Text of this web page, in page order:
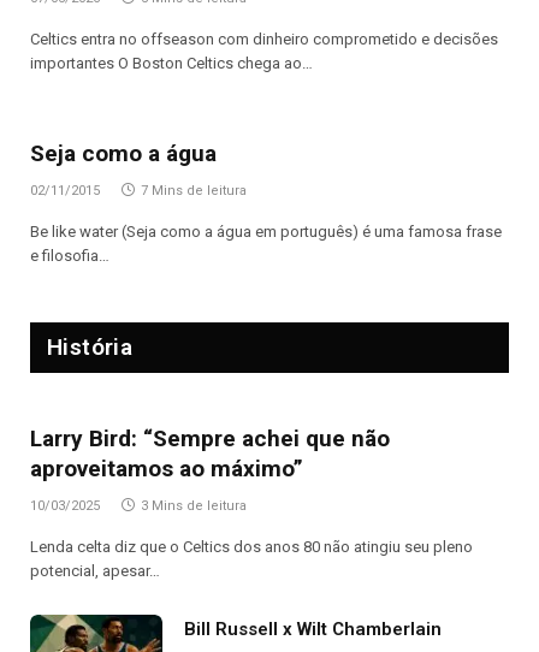
Celtics entra no offseason com dinheiro comprometido e decisões
importantes O Boston Celtics chega ao…
Seja como a água
02/11/2015 7 Mins de leitura
Be like water (Seja como a água em português) é uma famosa frase
e filosofia…
História
Larry Bird: “Sempre achei que não
aproveitamos ao máximo”
10/03/2025 3 Mins de leitura
Lenda celta diz que o Celtics dos anos 80 não atingiu seu pleno
potencial, apesar…
Bill Russell x Wilt Chamberlain